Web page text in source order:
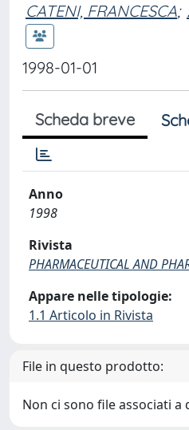
CATENI, FRANCESCA;
1998-01-01
Scheda breve
Anno
1998
Rivista
PHARMACEUTICAL AND
Appare nelle tipologie:
1.1 Articolo in Rivista
File in questo prodotto:
Non ci sono file associati